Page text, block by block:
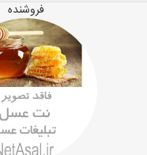
فروشنده